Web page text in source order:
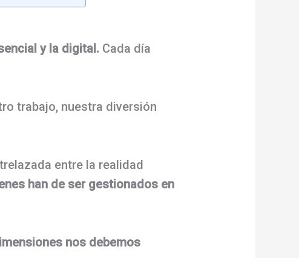
y la digital. Cada día
trabajo, nuestra diversión
entre la realidad
han de ser gestionados en
nos debemos